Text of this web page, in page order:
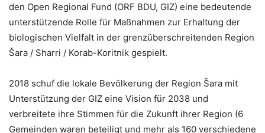
den Open Regional Fund (ORF BDU, GIZ) eine bedeutende
unterstützende Rolle für Maßnahmen zur Erhaltung der
biologischen Vielfalt in der grenzüberschreitenden Region
Šara / Sharri / Korab-Koritnik gespielt.
2018 schuf die lokale Bevölkerung der Region Šara mit
Unterstützung der GIZ eine Vision für 2038 und
verbreitete ihre Stimmen für die Zukunft ihrer Region (6
Gemeinden waren beteiligt und mehr als 160 verschiedene